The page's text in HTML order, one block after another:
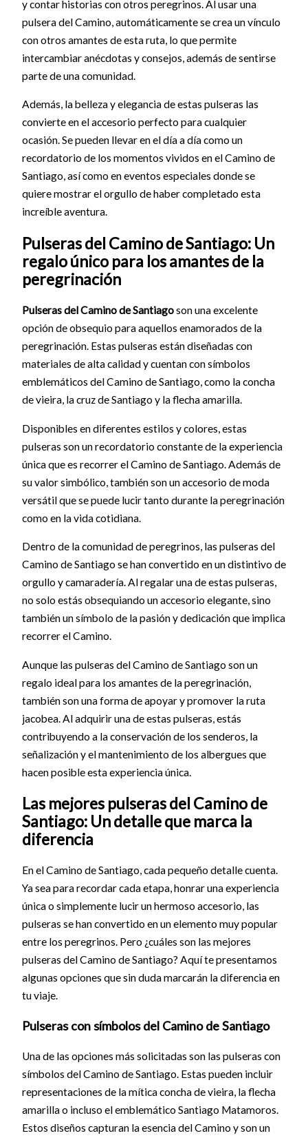
y contar historias con otros peregrinos. Al usar una
pulsera del Camino, automáticamente se crea un vínculo
con otros amantes de esta ruta, lo que permite
intercambiar anécdotas y consejos, además de sentirse
parte de una comunidad.
Además, la belleza y elegancia de estas pulseras las
convierte en el accesorio perfecto para cualquier
ocasión. Se pueden llevar en el día a día como un
recordatorio de los momentos vividos en el Camino de
Santiago, así como en eventos especiales donde se
quiere mostrar el orgullo de haber completado esta
increíble aventura.
Pulseras del Camino de Santiago: Un
regalo único para los amantes de la
peregrinación
Pulseras del Camino de Santiagoson una excelente
opción de obsequio para aquellos enamorados de la
peregrinación. Estas pulseras están diseñadas con
materiales de alta calidad y cuentan con símbolos
emblemáticos del Camino de Santiago, como la concha
de vieira, la cruz de Santiago y la flecha amarilla.
Disponibles en diferentes estilos y colores, estas
pulseras son un recordatorio constante de la experiencia
única que es recorrer el Camino de Santiago. Además de
su valor simbólico, también son un accesorio de moda
versátil que se puede lucir tanto durante la peregrinación
como en la vida cotidiana.
Dentro de la comunidad de peregrinos, las pulseras del
Camino de Santiago se han convertido en un distintivo de
orgullo y camaradería. Al regalar una de estas pulseras,
no solo estás obsequiando un accesorio elegante, sino
también un símbolo de la pasión y dedicación que implica
recorrer el Camino.
Aunque las pulseras del Camino de Santiago son un
regalo ideal para los amantes de la peregrinación,
también son una forma de apoyar y promover la ruta
jacobea. Al adquirir una de estas pulseras, estás
contribuyendo a la conservación de los senderos, la
señalización y el mantenimiento de los albergues que
hacen posible esta experiencia única.
Las mejores pulseras del Camino de
Santiago: Un detalle que marca la
diferencia
En el Camino de Santiago, cada pequeño detalle cuenta.
Ya sea para recordar cada etapa, honrar una experiencia
única o simplemente lucir un hermoso accesorio, las
pulseras se han convertido en un elemento muy popular
entre los peregrinos. Pero ¿cuáles son las mejores
pulseras del Camino de Santiago? Aquí te presentamos
algunas opciones que sin duda marcarán la diferencia en
tu viaje.
Pulseras con símbolos del Camino de Santiago
Una de las opciones más solicitadas son las pulseras con
símbolos del Camino de Santiago. Estas pueden incluir
representaciones de la mítica concha de vieira, la flecha
amarilla o incluso el emblemático Santiago Matamoros.
Estos diseños capturan la esencia del Camino y son un